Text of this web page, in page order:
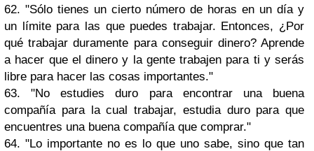
62. "Sólo tienes un cierto número de horas en un día y
un límite para las que puedes trabajar. Entonces, ¿Por
qué trabajar duramente para conseguir dinero? Aprende
a hacer que el dinero y la gente trabajen para ti y serás
libre para hacer las cosas importantes."
63. "No estudies duro para encontrar una buena
compañía para la cual trabajar, estudia duro para que
encuentres una buena compañía que comprar."
64. "Lo importante no es lo que uno sabe, sino que tan